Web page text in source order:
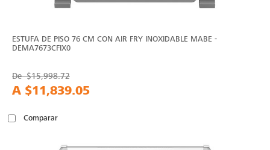
ESTUFA DE PISO 76 CM CON AIR FRY INOXIDABLE MABE -
DEMA7673CFIX0
De$15,998.72
A $11,839.05
Comparar